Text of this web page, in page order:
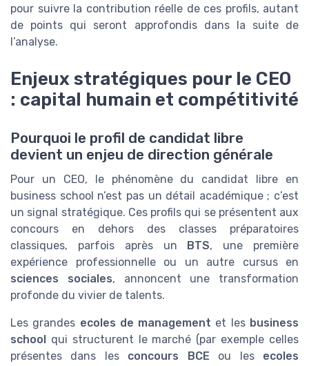
pour suivre la contribution réelle de ces profils, autant
de points qui seront approfondis dans la suite de
l’analyse.
Enjeux stratégiques pour le CEO
: capital humain et compétitivité
Pourquoi le profil de candidat libre
devient un enjeu de direction générale
Pour un CEO, le phénomène du candidat libre en
business school n’est pas un détail académique ; c’est
un signal stratégique. Ces profils qui se présentent aux
concours en dehors des classes préparatoires
classiques, parfois après un
BTS, une première
expérience professionnelle ou un autre cursus en
sciences sociales, annoncent une transformation
profonde du vivier de talents.
Les grandes ecoles de management et les business
school
qui structurent le marché (par exemple celles
présentes dans les concours BCE ou les ecoles